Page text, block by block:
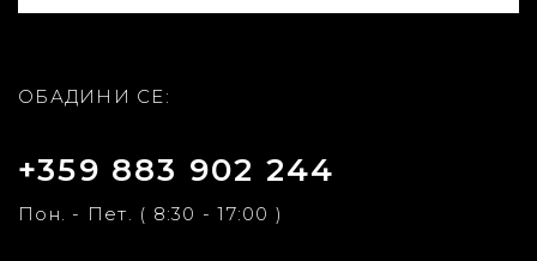
ОБАДИНИ СЕ:
+359 883 902 244
Пон. - Пет. ( 8:30 - 17:00 )